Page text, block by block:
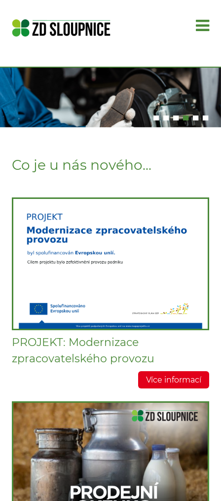
▄ ▄ ▄ ▄ ▄ ▄
Co je u nás nového...
PROJEKT: Modernizace
zpracovatelského provozu
Více informací